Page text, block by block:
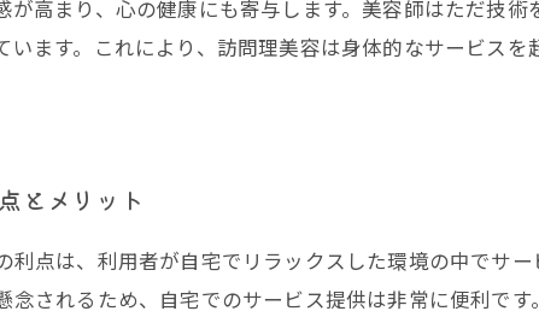
が高まり、心の健康にも寄与します。美容師はただ技
います。これにより、訪問理美容は身体的なサービス
とメリット
利点は、利用者が自宅でリラックスした環境の中でサ
念されるため、自宅でのサービス提供は非常に便利で